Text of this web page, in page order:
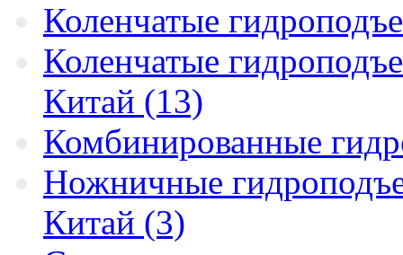
Коленчатые
Коленчатые
Китай (13)
Комбинированные
Ножничные
Китай (3)